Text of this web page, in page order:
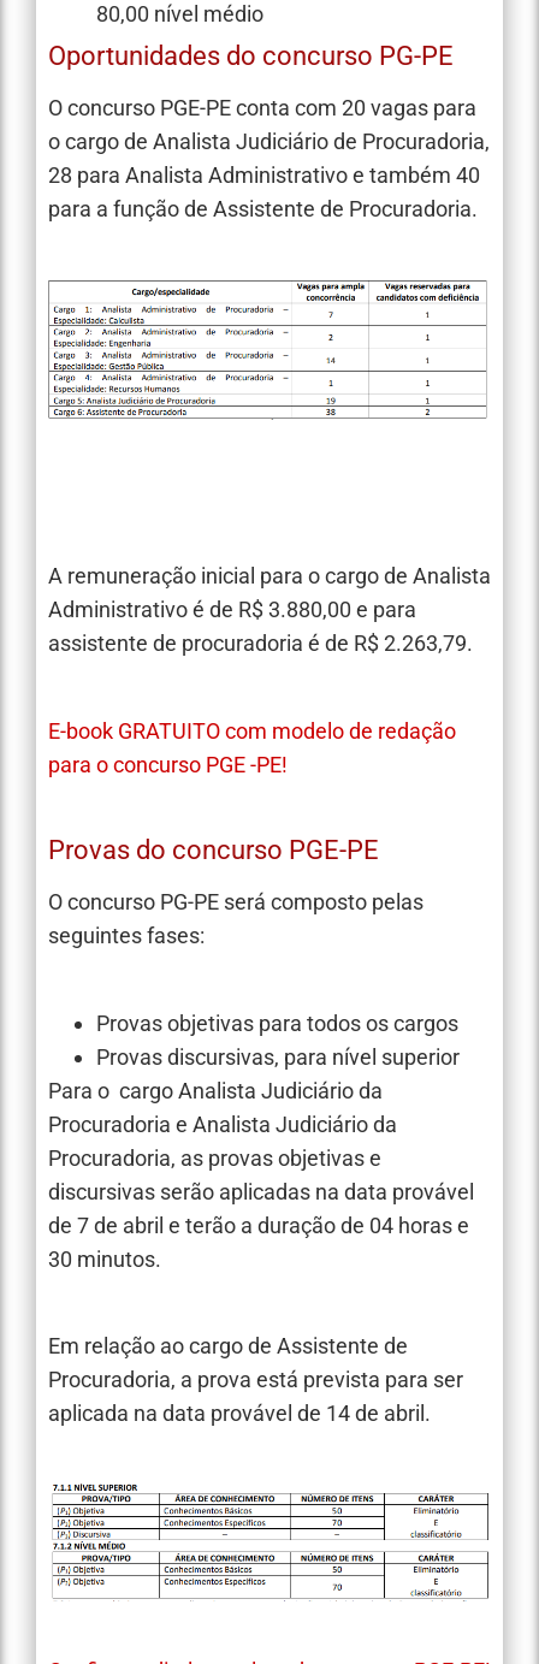
80,00 nível médio
Oportunidades do concurso PG-PE
O concurso PGE-PE conta com 20 vagas para
o cargo de Analista Judiciário de Procuradoria,
28 para Analista Administrativo e também 40
para a função de Assistente de Procuradoria.
A remuneração inicial para o cargo de Analista
Administrativo é de R$ 3.880,00 e para
assistente de procuradoria é de R$ 2.263,79.
E-book GRATUITO com modelo de redação
para o concurso PGE -PE!
Provas do concurso PGE-PE
O concurso PG-PE será composto pelas
seguintes fases:
Provas objetivas para todos os cargos
Provas discursivas, para nível superior
Para o cargo Analista Judiciário da
Procuradoria e Analista Judiciário da
Procuradoria, as provas objetivas e
discursivas serão aplicadas na data provável
de 7 de abril e terão a duração de 04 horas e
30 minutos.
Em relação ao cargo de Assistente de
Procuradoria, a prova está prevista para ser
aplicada na data provável de 14 de abril.